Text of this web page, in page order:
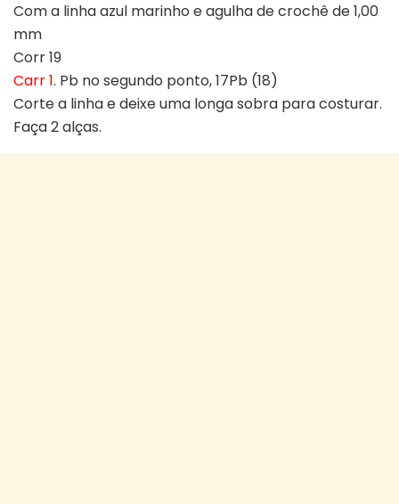
Com a linha azul marinho e agulha de crochê de 1,00
mm
Corr 19
Carr 1. Pb no segundo ponto, 17Pb (18)
Corte a linha e deixe uma longa sobra para costurar.
Faça 2 alças.